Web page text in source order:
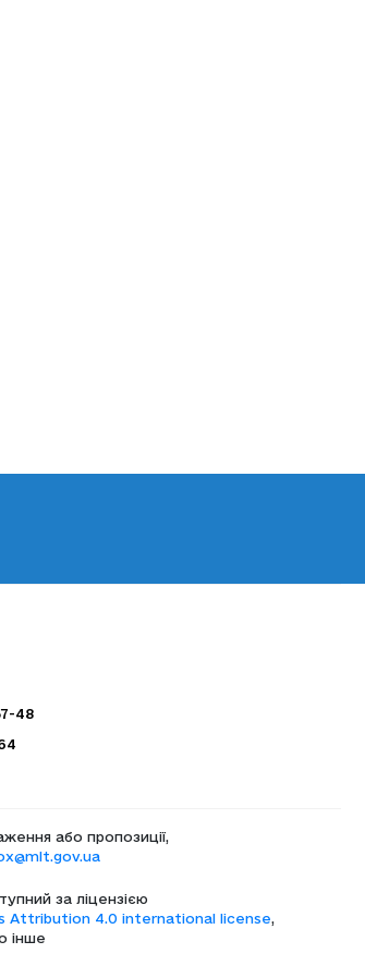
48
або пропозиції,
за ліцензією
Attribution 4.0 international license,
інше